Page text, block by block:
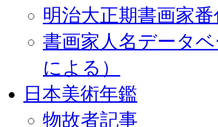
明治大正期書画家
書画家人名データ
による）
日本美術年鑑
物故者記事